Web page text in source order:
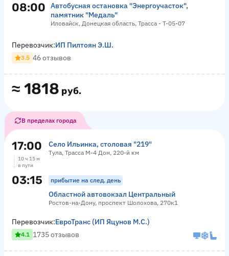
08:00
Автобусная остановка "Энергоучасток",
памятник "Медаль"
Иловайск, Донецкая область, Трасса - Т-05-07
≈ 1818 руб.
Перевозчик:ИП Пилтоян Э.Ш.
3.5 46 отзывов
В пределах города
17:00 Село Ильинка, столовая "219"
Тула, Трасса М-4 Дон, 220-й км
10 ч 15 м
в пути
03:15 прибытие на след. день
Областной автовокзал Центральный
Ростов-на-Дону, проспект Шолохова, 270к1
Перевозчик:ЕвроТранс (ИП Яцунов М.С.)
4.1 1735 отзывов